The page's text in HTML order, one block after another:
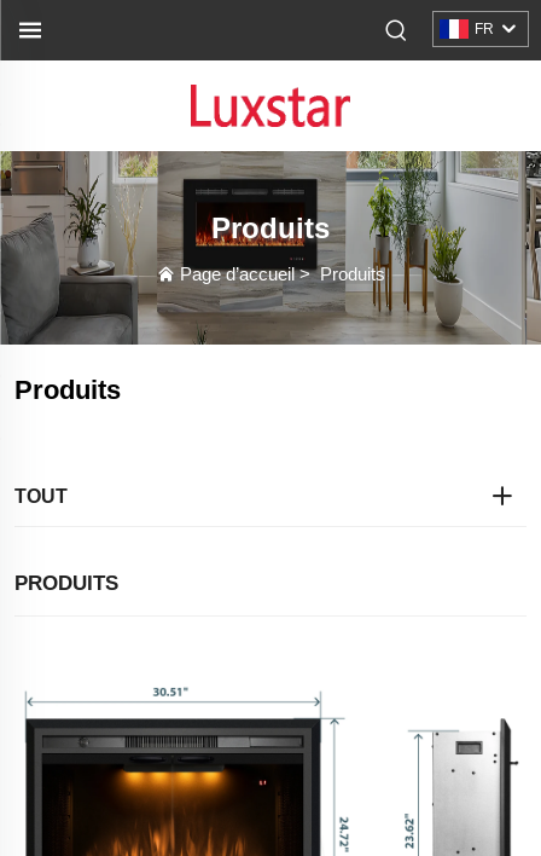
FR
Produits
Page d’accueil>Produits
Produits
TOUT
PRODUITS